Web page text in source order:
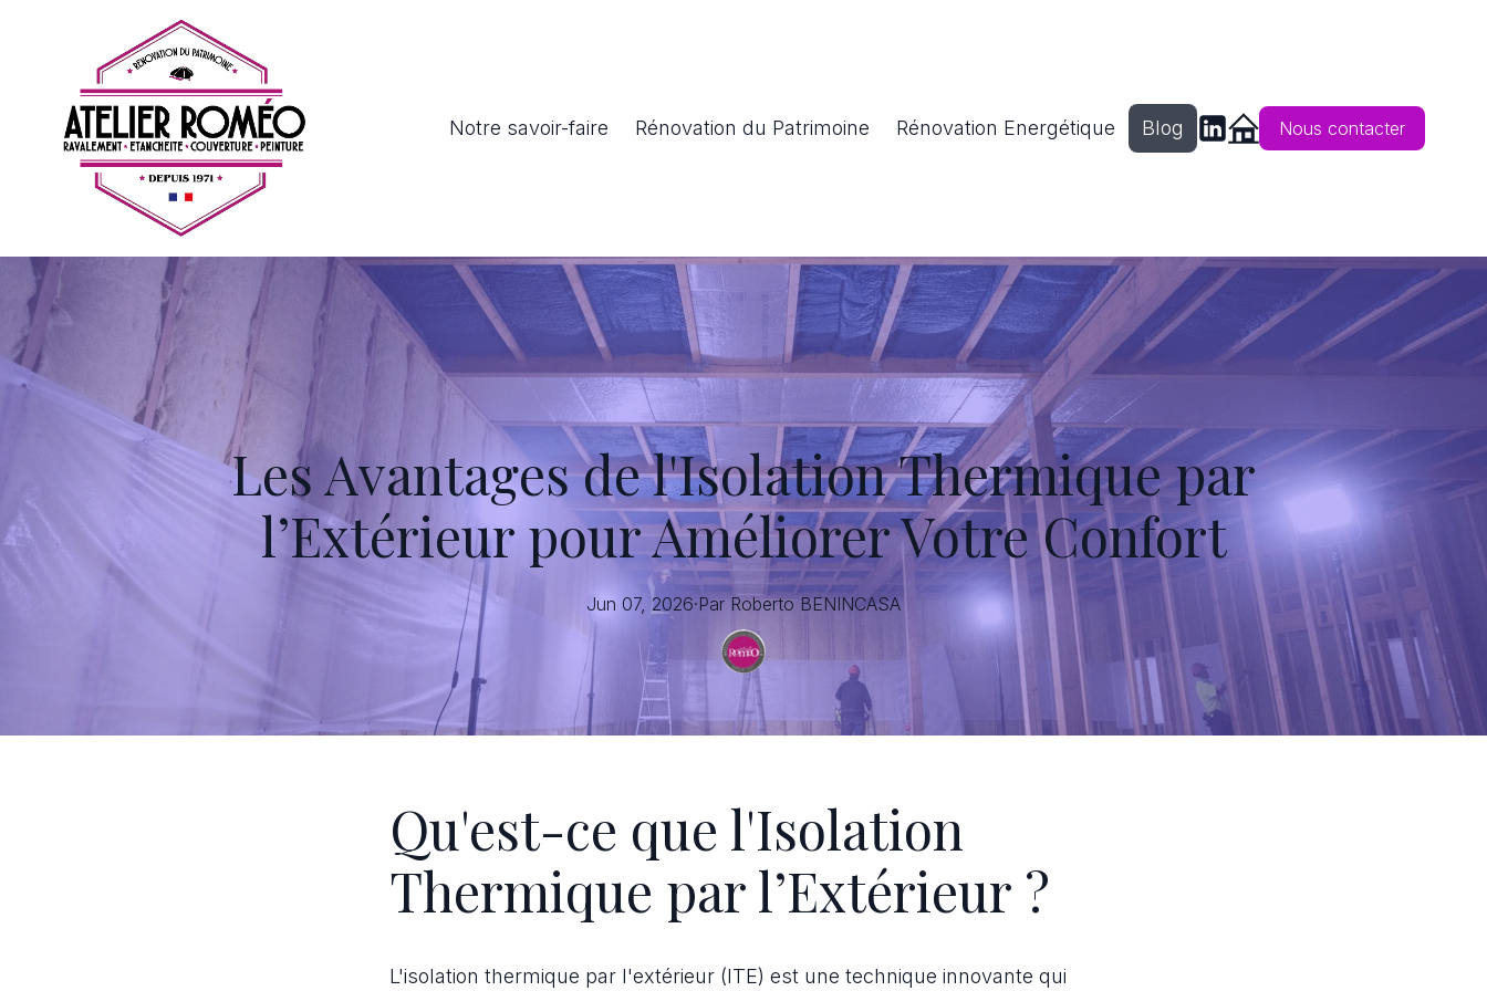
Notre savoir-faire Rénovation du Patrimoine Rénovation Energétique Blog Nous contacter
Les Avantages de l'Isolation Thermique par
l’Extérieur pour Améliorer Votre Confort
Jun 07, 2026·Par Roberto BENINCASA
Qu'est-ce que l'Isolation
Thermique par l’Extérieur ?
L'isolation thermique par l'extérieur (ITE) est une technique innovante qui